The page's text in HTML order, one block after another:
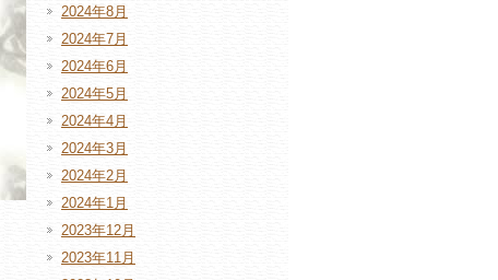
2024年8月
2024年7月
2024年6月
2024年5月
2024年4月
2024年3月
2024年2月
2024年1月
2023年12月
2023年11月